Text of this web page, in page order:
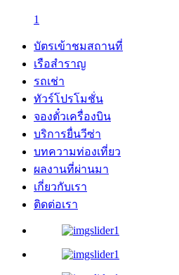
1
บัตรเข้าชมสถานที่
เรือสำราญ
รถเช่า
ทัวร์โปรโมชั่น
จองตั๋วเครื่องบิน
บริการยื่นวีซ่า
บทความท่องเที่ยว
ผลงานที่ผ่านมา
เกี่ยวกับเรา
ติดต่อเรา